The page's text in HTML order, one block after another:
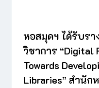
หอสมุดฯ ได้รับรา
วิชาการ “Digital
Towards
Libraries” สำนัก